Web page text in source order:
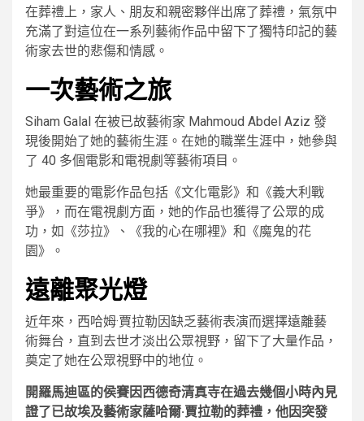
在葬禮上，家人、朋友和親密夥伴出席了葬禮，氣氛中
充滿了對這位在一系列藝術作品中留下了獨特印記的藝
術家去世的悲傷和情感。
一次藝術之旅
Siham Galal 在被已故藝術家 Mahmoud Abdel Aziz 發
現後開始了她的藝術生涯。在她的職業生涯中，她參與
了 40 多個電影和電視劇等藝術項目。
她最重要的電影作品包括《文化電影》和《義大利戰
爭》，而在電視劇方面，她的作品也獲得了公眾的成
功，如《莎拉》、《我的心在哪裡》和《魔鬼的花
園》。
遠離聚光燈
近年來，西哈姆·賈拉勒因缺乏藝術表演而選擇遠離藝
術舞台，直到去世才淡出公眾視野，留下了大量作品，
奠定了她在公眾視野中的地位。
開羅馬迪區的侯賽因西德奇清真寺在過去幾個小時內見
證了已故埃及藝術家薩哈爾·賈拉勒的葬禮，他因突發